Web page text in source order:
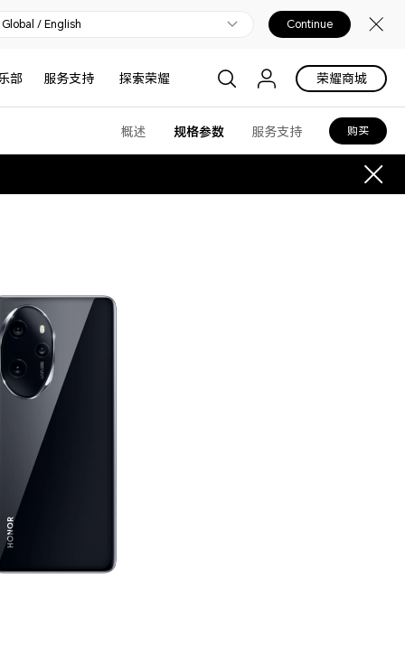
Global / English Continue
部 服务支持 探索荣耀 荣耀商城
概述 规格参数 服务支持 购买